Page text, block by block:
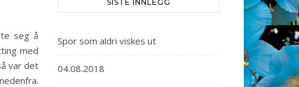
seg å
med
var det
SISTE INNLEGG
Spor som aldri viskes ut
04.08.2018